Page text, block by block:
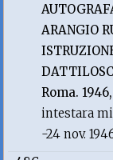
ARANGIO
Roma.
intestara
-24 nov.